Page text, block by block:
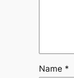
Name *